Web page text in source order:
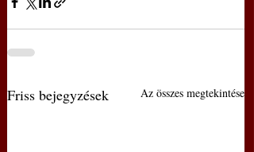
Friss bejegyzések Az összes megtekintése